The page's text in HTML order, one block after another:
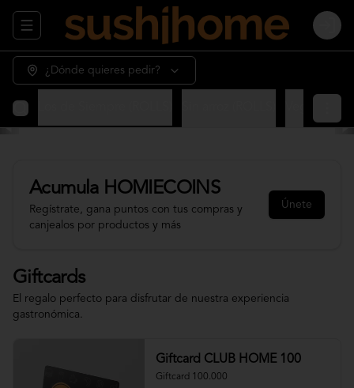
Abrir menu de navegación Login
¿Dónde quieres pedir?
Acumula HOMIECOINS
Regístrate, gana puntos con tus compras y
canjealos por productos y más
Únete
Giftcards
El regalo perfecto para disfrutar de nuestra experiencia
gastronómica.
Giftcard CLUB HOME 100
Giftcard 100.000